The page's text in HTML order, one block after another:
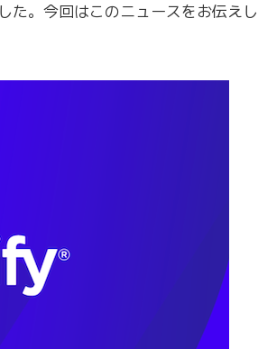
。今回はこのニュースをお伝え